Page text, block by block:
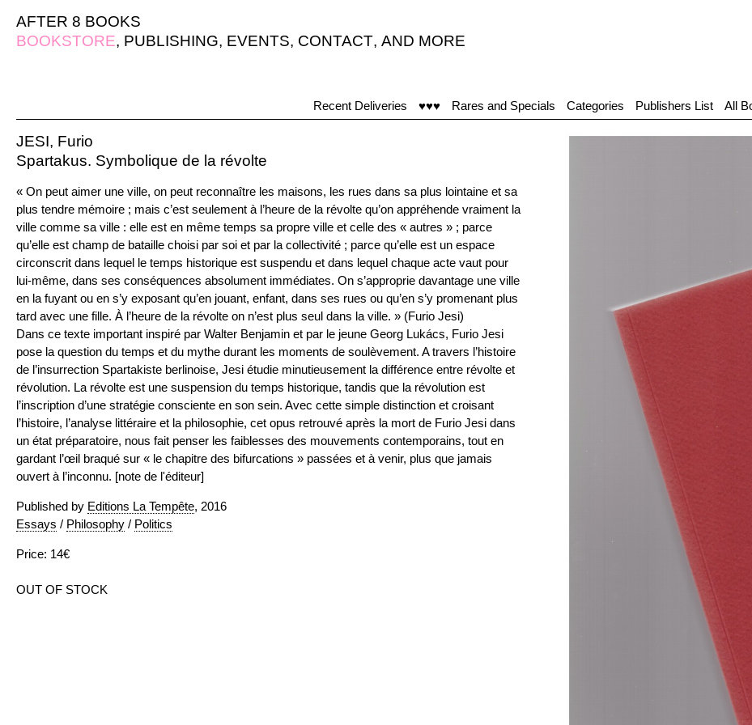
AFTER 8 BOOKS
BOOKSTORE, PUBLISHING, EVENTS, CONTACT, AND MORE
Recent Deliveries ♥♥♥ Rares and Specials Categories Publishers List All
JESI, Furio
Spartakus. Symbolique de la révolte
« On peut aimer une ville, on peut reconnaître les maisons, les rues dans sa plus lointaine et sa
plus tendre mémoire ; mais c’est seulement à l’heure de la révolte qu’on appréhende vraiment la
ville comme sa ville : elle est en même temps sa propre ville et celle des « autres » ; parce
qu’elle est champ de bataille choisi par soi et par la collectivité ; parce qu’elle est un espace
circonscrit dans lequel le temps historique est suspendu et dans lequel chaque acte vaut pour
lui-même, dans ses conséquences absolument immédiates. On s’approprie davantage une ville
en la fuyant ou en s’y exposant qu’en jouant, enfant, dans ses rues ou qu’en s’y promenant plus
tard avec une fille. À l’heure de la révolte on n’est plus seul dans la ville. » (Furio Jesi)
Dans ce texte important inspiré par Walter Benjamin et par le jeune Georg Lukács, Furio Jesi
pose la question du temps et du mythe durant les moments de soulèvement. A travers l’histoire
de l’insurrection Spartakiste berlinoise, Jesi étudie minutieusement la différence entre révolte et
révolution. La révolte est une suspension du temps historique, tandis que la révolution est
l’inscription d’une stratégie consciente en son sein. Avec cette simple distinction et croisant
l’histoire, l’analyse littéraire et la philosophie, cet opus retrouvé après la mort de Furio Jesi dans
un état préparatoire, nous fait penser les faiblesses des mouvements contemporains, tout en
gardant l’œil braqué sur « le chapitre des bifurcations » passées et à venir, plus que jamais
ouvert à l’inconnu. [note de l'éditeur]
Published by Editions La Tempête, 2016
Essays / Philosophy / Politics
Price: 14€
OUT OF STOCK